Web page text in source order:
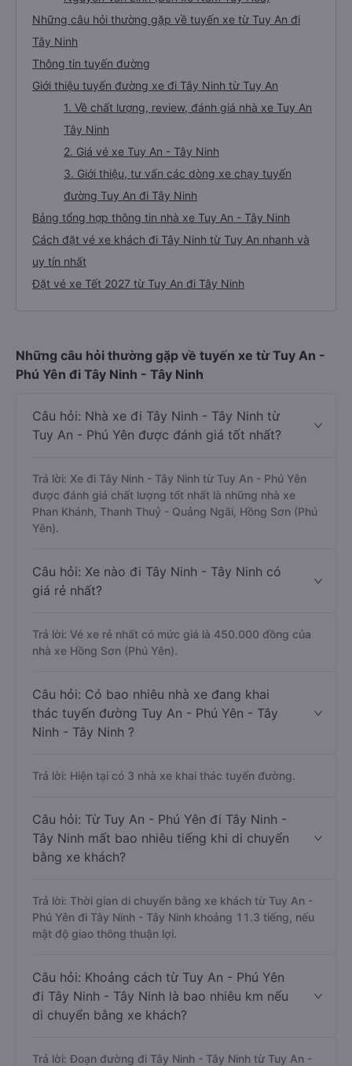
Những câu hỏi thường gặp về tuyến xe từ Tuy An đi
Tây Ninh
Thông tin tuyến đường
Giới thiệu tuyến đường xe đi Tây Ninh từ Tuy An
1. Về chất lượng, review, đánh giá nhà xe Tuy An
Tây Ninh
2. Giá vé xe Tuy An - Tây Ninh
3. Giới thiệu, tư vấn các dòng xe chạy tuyến
đường Tuy An đi Tây Ninh
Bảng tổng hợp thông tin nhà xe Tuy An - Tây Ninh
Cách đặt vé xe khách đi Tây Ninh từ Tuy An nhanh và
uy tín nhất
Đặt vé xe Tết 2027 từ Tuy An đi Tây Ninh
Những câu hỏi thường gặp về tuyến xe từ Tuy An -
Phú Yên đi Tây Ninh - Tây Ninh
Câu hỏi: Nhà xe đi Tây Ninh - Tây Ninh từ
Tuy An - Phú Yên được đánh giá tốt nhất?
Trả lời: Xe đi Tây Ninh - Tây Ninh từ Tuy An - Phú Yên
được đánh giá chất lượng tốt nhất là những nhà xe
Phan Khánh, Thanh Thuỷ - Quảng Ngãi, Hồng Sơn (Phú
Yên).
Câu hỏi: Xe nào đi Tây Ninh - Tây Ninh có
giá rẻ nhất?
Trả lời: Vé xe rẻ nhất có mức giá là 450.000 đồng của
nhà xe Hồng Sơn (Phú Yên).
Câu hỏi: Có bao nhiêu nhà xe đang khai
thác tuyến đường Tuy An - Phú Yên - Tây
Ninh - Tây Ninh ?
Trả lời: Hiện tại có 3 nhà xe khai thác tuyến đường.
Câu hỏi: Từ Tuy An - Phú Yên đi Tây Ninh -
Tây Ninh mất bao nhiêu tiếng khi di chuyển
bằng xe khách?
Trả lời: Thời gian di chuyển bằng xe khách từ Tuy An -
Phú Yên đi Tây Ninh - Tây Ninh khoảng 11.3 tiếng, nếu
mật độ giao thông thuận lợi.
Câu hỏi: Khoảng cách từ Tuy An - Phú Yên
đi Tây Ninh - Tây Ninh là bao nhiêu km nếu
di chuyển bằng xe khách?
Trả lời: Đoạn đường đi Tây Ninh - Tây Ninh từ Tuy An -